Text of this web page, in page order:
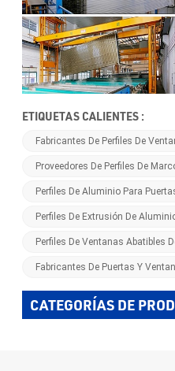
ETIQUETAS CALIENTES :
Fabricantes De Perfiles De
Proveedores De Perfiles De
Perfiles De Aluminio Para
Perfiles De Extrusión De
Perfiles De Ventanas Abatibles
Fabricantes De Puertas Y
CATEGORÍAS DE